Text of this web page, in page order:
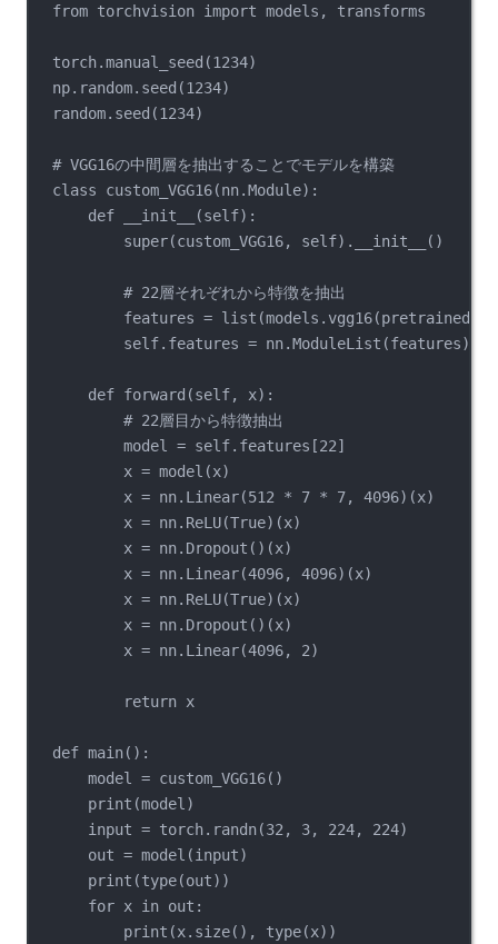
from torchvision import models, transforms
torch.manual_seed(1234)
np.random.seed(1234)
random.seed(1234)
# VGG16の中間層を抽出することでモデルを構築
class custom_VGG16(nn.Module):
def __init__(self):
super(custom_VGG16, self).__init__()
# 22層それぞれから特徴を抽出
features =
self.features =
def forward(self, x):
# 22層目から特徴抽出
model = self.features[22]
x = model(x)
x = nn.Linear(512 * 7 * 7, 4096)(x)
x = nn.ReLU(True)(x)
x = nn.Dropout()(x)
x = nn.Linear(4096, 4096)(x)
x = nn.ReLU(True)(x)
x = nn.Dropout()(x)
x = nn.Linear(4096, 2)
return x
def main():
model = custom_VGG16()
print(model)
input = torch.randn(32, 3, 224, 224)
out = model(input)
print(type(out))
for x in out:
print(x.size(), type(x))